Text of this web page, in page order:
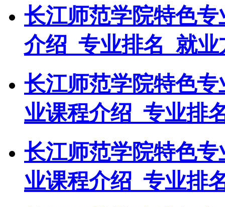
长江师范学院特色
介绍_专业排名_就业
长江师范学院特色
业课程介绍_专业排
长江师范学院特色
业课程介绍_专业排